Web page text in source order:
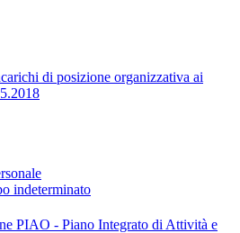
di posizione organizzativa ai
indeterminato
PIAO - Piano Integrato di Attività e